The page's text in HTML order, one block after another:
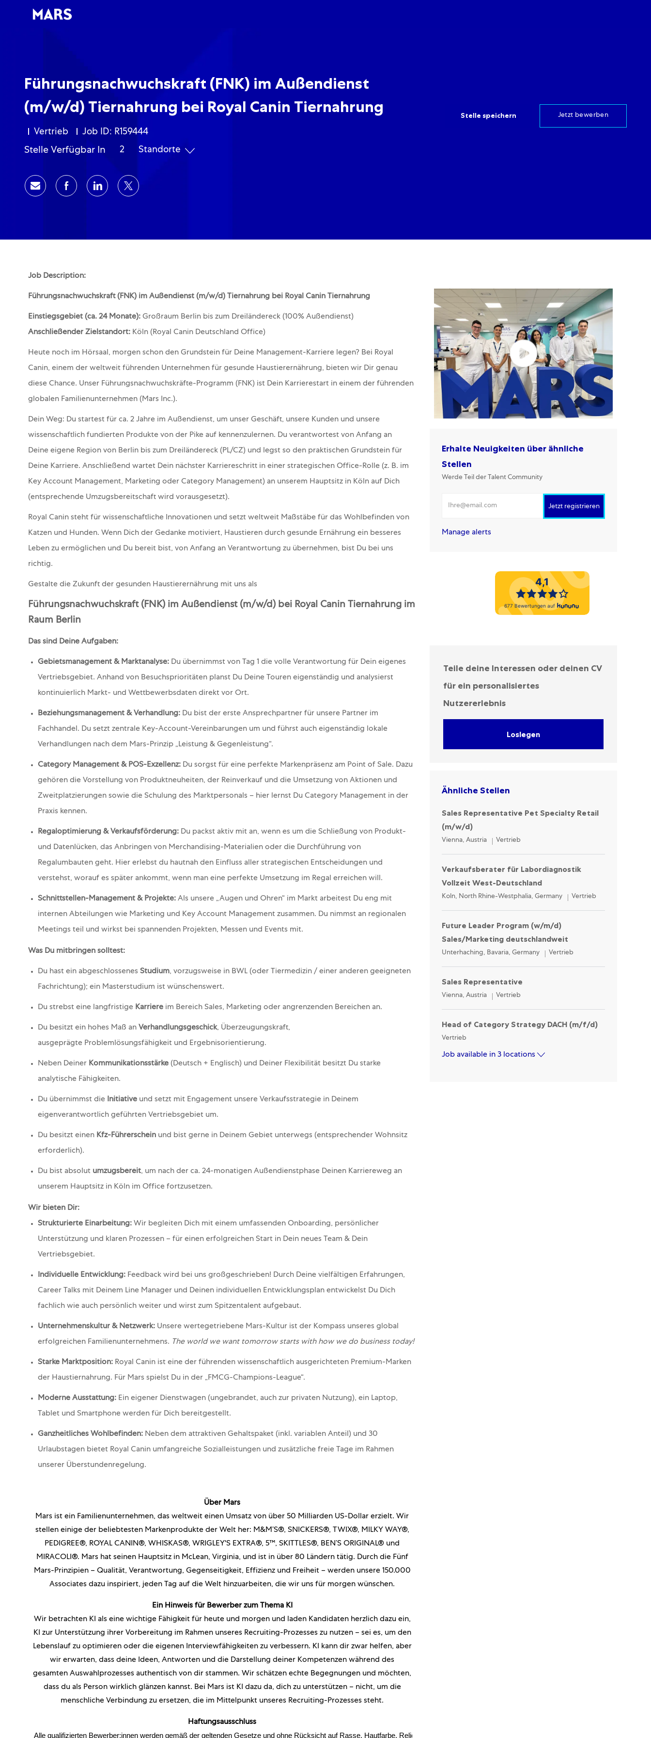
Führungsnachwuchskraft (FNK) im Außendienst
(m/w/d) Tiernahrung bei Royal Canin Tiernahrung
Kategorie
Vertrieb Job ID: R159444
Stelle Verfügbar In 2 Standorte
Stelle speichern Jetzt bewerben
Share via emailShare via Facebook
Share via LinkedIn
Share via twitter
Job Description:
Führungsnachwuchskraft (FNK) im Außendienst (m/w/d) Tiernahrung bei Royal Canin Tiernahrung
Einstiegsgebiet (ca. 24 Monate): Großraum Berlin bis zum Dreiländereck (100% Außendienst)
Anschließender Zielstandort: Köln (Royal Canin Deutschland Office)
Heute noch im Hörsaal, morgen schon den Grundstein für Deine Management-Karriere legen? Bei Royal
Canin, einem der weltweit führenden Unternehmen für gesunde Haustierernährung, bieten wir Dir genau
diese Chance. Unser Führungsnachwuchskräfte-Programm (FNK) ist Dein Karrierestart in einem der führenden
globalen Familienunternehmen (Mars Inc.).
Dein Weg: Du startest für ca. 2 Jahre im Außendienst, um unser Geschäft, unsere Kunden und unsere
wissenschaftlich fundierten Produkte von der Pike auf kennenzulernen. Du verantwortest von Anfang an
Deine eigene Region von Berlin bis zum Dreiländereck (PL/CZ) und legst so den praktischen Grundstein für
Deine Karriere. Anschließend wartet Dein nächster Karriereschritt in einer strategischen Office-Rolle (z. B. im
Key Account Management, Marketing oder Category Management) an unserem Hauptsitz in Köln auf Dich
(entsprechende Umzugsbereitschaft wird vorausgesetzt).
Royal Canin steht für wissenschaftliche Innovationen und setzt weltweit Maßstäbe für das Wohlbefinden von
Katzen und Hunden. Wenn Dich der Gedanke motiviert, Haustieren durch gesunde Ernährung ein besseres
Leben zu ermöglichen und Du bereit bist, von Anfang an Verantwortung zu übernehmen, bist Du bei uns
richtig.
Gestalte die Zukunft der gesunden Haustierernährung mit uns als
Führungsnachwuchskraft (FNK) im Außendienst (m/w/d) bei Royal Canin Tiernahrung im
Raum Berlin
Das sind Deine Aufgaben:
Gebietsmanagement & Marktanalyse: Du übernimmst von Tag 1 die volle Verantwortung für Dein eigenes
Vertriebsgebiet. Anhand von Besuchsprioritäten planst Du Deine Touren eigenständig und analysierst
kontinuierlich Markt- und Wettbewerbsdaten direkt vor Ort.
Beziehungsmanagement & Verhandlung: Du bist der erste Ansprechpartner für unsere Partner im
Fachhandel. Du setzt zentrale Key-Account-Vereinbarungen um und führst auch eigenständig lokale
Verhandlungen nach dem Mars-Prinzip „Leistung & Gegenleistung“.
Category Management & POS-Exzellenz: Du sorgst für eine perfekte Markenpräsenz am Point of Sale. Dazu
gehören die Vorstellung von Produktneuheiten, der Reinverkauf und die Umsetzung von Aktionen und
Zweitplatzierungen sowie die Schulung des Marktpersonals – hier lernst Du Category Management in der
Praxis kennen.
Regaloptimierung & Verkaufsförderung: Du packst aktiv mit an, wenn es um die Schließung von Produkt-
und Datenlücken, das Anbringen von Merchandising-Materialien oder die Durchführung von
Regalumbauten geht. Hier erlebst du hautnah den Einfluss aller strategischen Entscheidungen und
verstehst, worauf es später ankommt, wenn man eine perfekte Umsetzung im Regal erreichen will.
Schnittstellen-Management & Projekte: Als unsere „Augen und Ohren“ im Markt arbeitest Du eng mit
internen Abteilungen wie Marketing und Key Account Management zusammen. Du nimmst an regionalen
Meetings teil und wirkst bei spannenden Projekten, Messen und Events mit.
Was Du mitbringen solltest:
Du hast ein abgeschlossenes Studium, vorzugsweise in BWL (oder Tiermedizin / einer anderen geeigneten
Fachrichtung); ein Masterstudium ist wünschenswert.
Du strebst eine langfristige Karriere im Bereich Sales, Marketing oder angrenzenden Bereichen an.
Du besitzt ein hohes Maß an Verhandlungsgeschick, Überzeugungskraft,
ausgeprägte Problemlösungsfähigkeit und Ergebnisorientierung.
Neben Deiner Kommunikationsstärke (Deutsch + Englisch) und Deiner Flexibilität besitzt Du starke
analytische Fähigkeiten.
Du übernimmst die Initiative und setzt mit Engagement unsere Verkaufsstrategie in Deinem
eigenverantwortlich geführten Vertriebsgebiet um.
Du besitzt einen Kfz-Führerschein und bist gerne in Deinem Gebiet unterwegs (entsprechender Wohnsitz
erforderlich).
Du bist absolut umzugsbereit, um nach der ca. 24-monatigen Außendienstphase Deinen Karriereweg an
unserem Hauptsitz in Köln im Office fortzusetzen.
Wir bieten Dir:
Strukturierte Einarbeitung: Wir begleiten Dich mit einem umfassenden Onboarding, persönlicher
Unterstützung und klaren Prozessen – für einen erfolgreichen Start in Dein neues Team & Dein
Vertriebsgebiet.
Individuelle Entwicklung: Feedback wird bei uns großgeschrieben! Durch Deine vielfältigen Erfahrungen,
Career Talks mit Deinem Line Manager und Deinen individuellen Entwicklungsplan entwickelst Du Dich
fachlich wie auch persönlich weiter und wirst zum Spitzentalent aufgebaut.
Unternehmenskultur & Netzwerk: Unsere wertegetriebene Mars-Kultur ist der Kompass unseres global
erfolgreichen Familienunternehmens. The world we want tomorrow starts with how we do business today!
Starke Marktposition: Royal Canin ist eine der führenden wissenschaftlich ausgerichteten Premium-Marken
der Haustiernahrung. Für Mars spielst Du in der „FMCG-Champions-League“.
Moderne Ausstattung: Ein eigener Dienstwagen (ungebrandet, auch zur privaten Nutzung), ein Laptop,
Tablet und Smartphone werden für Dich bereitgestellt.
Ganzheitliches Wohlbefinden: Neben dem attraktiven Gehaltspaket (inkl. variablen Anteil) und 30
Urlaubstagen bietet Royal Canin umfangreiche Sozialleistungen und zusätzliche freie Tage im Rahmen
unserer Überstundenregelung.
Über Mars
Mars ist ein Familienunternehmen, das weltweit einen Umsatz von über 50 Milliarden US-Dollar erzielt. Wir
stellen einige der beliebtesten Markenprodukte der Welt her: M&M’S®, SNICKERS®, TWIX®, MILKY WAY®,
PEDIGREE®, ROYAL CANIN®, WHISKAS®, WRIGLEY'S EXTRA®, 5™, SKITTLES®, BEN’S ORIGINAL® und
MIRACOLI®. Mars hat seinen Hauptsitz in McLean, Virginia, und ist in über 80 Ländern tätig. Durch die Fünf
Mars-Prinzipien – Qualität, Verantwortung, Gegenseitigkeit, Effizienz und Freiheit – werden unsere 150.000
Associates dazu inspiriert, jeden Tag auf die Welt hinzuarbeiten, die wir uns für morgen wünschen.
Ein Hinweis für Bewerber zum Thema KI
Wir betrachten KI als eine wichtige Fähigkeit für heute und morgen und laden Kandidaten herzlich dazu ein,
KI zur Unterstützung ihrer Vorbereitung im Rahmen unseres Recruiting-Prozesses zu nutzen – sei es, um den
Lebenslauf zu optimieren oder die eigenen Interviewfähigkeiten zu verbessern. KI kann dir zwar helfen, aber
wir erwarten, dass deine Ideen, Antworten und die Darstellung deiner Kompetenzen während des
gesamten Auswahlprozesses authentisch von dir stammen. Wir schätzen echte Begegnungen und möchten,
dass du als Person wirklich glänzen kannst. Bei Mars ist KI dazu da, dich zu unterstützen – nicht, um die
menschliche Verbindung zu ersetzen, die im Mittelpunkt unseres Recruiting-Prozesses steht.
Haftungsausschluss
Alle qualifizierten Bewerber:innen werden gemäß der geltenden Gesetze und ohne Rücksicht auf Rasse, Hautfarbe, Religion,
Erhalte Neuigkeiten über ähnliche
Stellen
Werde Teil der Talent Community
Jetzt registrieren
Manage alerts
Teile deine Interessen oder deinen CV
für ein personalisiertes
Nutzererlebnis
Loslegen
Ähnliche Stellen
Sales Representative Pet Specialty Retail
(m/w/d)
Location
Vienna, Austria Category
Vertrieb
Verkaufsberater für Labordiagnostik
Vollzeit West-Deutschland
Location
Koln, North Rhine-Westphalia, Germany Category
Vertrieb
Future Leader Program (w/m/d)
Sales/Marketing deutschlandweit
Location
Unterhaching, Bavaria, Germany Category
Vertrieb
Sales Representative
Location
Vienna, Austria Category
Vertrieb
Head of Category Strategy DACH (m/f/d)
Category
Vertrieb
Job available in 3 locations